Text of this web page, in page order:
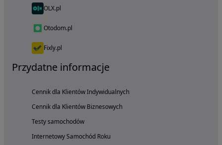
OLX.pl
Otodom.pl
Fixly.pl
Przydatne informacje
Cennik dla Klientów Indywidualnych
Cennik dla Klientów Biznesowych
Testy samochodów
Internetowy Samochód Roku